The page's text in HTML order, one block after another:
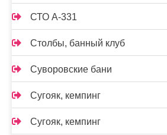
СТО А-331
Столбы, банный клуб
Суворовские бани
Сугояк, кемпинг
Сугояк, кемпинг